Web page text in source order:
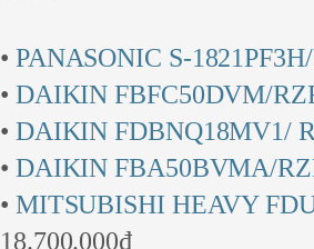
• PANASONIC S-
• DAIKIN FBFC50DVM/
• DAIKIN FDBNQ18MV1/
• DAIKIN FBA50BVMA/
• MITSUBISHI HEAVY
18.700.000₫